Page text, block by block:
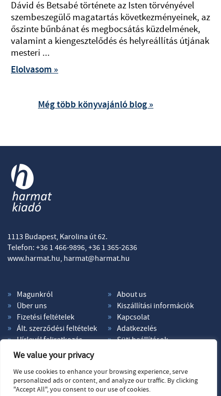
We value your privacy
We use cookies to enhance your browsing experience, serve
personalized ads or content, and analyze our traffic. By clicking
"Accept All", you consent to our use of cookies.
Dávid és Betsabé története az Isten törvényével
szembeszegülő magatartás következményeinek, az
őszinte bűnbánat és megbocsátás küzdelmének,
valamint a kiengesztelődés és helyreállítás útjának
mesteri ...
Elolvasom »
Még több könyvajánló blog »
1113 Budapest, Karolina út 62.
Telefon: +36 1 466-9896, +36 1 365-2636
www.harmat.hu, harmat@harmat.hu
Magunkról
About us
Über uns
Kiszállítási információk
Fizetési feltételek
Kapcsolat
Ált. szerződési feltételek
Adatkezelés
Hírlevél feliratkozás
Süti beállítások